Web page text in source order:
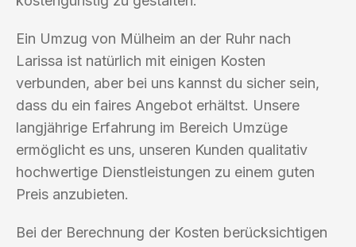
Ein Umzug von Mülheim an der Ruhr nach
Larissa ist natürlich mit einigen Kosten
verbunden, aber bei uns kannst du sicher sein,
dass du ein faires Angebot erhältst. Unsere
langjährige Erfahrung im Bereich Umzüge
ermöglicht es uns, unseren Kunden qualitativ
hochwertige Dienstleistungen zu einem guten
Preis anzubieten.
Bei der Berechnung der Kosten berücksichtigen